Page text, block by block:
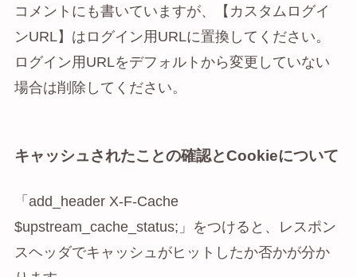
コメントにも書いていますが、【カスタムログイ
ンURL】はログイン用URLに置換してください。
ログイン用URLをデフォルトから変更していない
場合は削除してください。
キャッシュされたことの確認とCookieについて
「add_header X-F-Cache
$upstream_cache_status;」をつけると、レスポン
スヘッダでキャッシュがヒットしたか否かが分か